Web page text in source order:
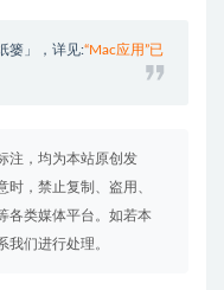
篓」，详见:“Mac应用”已
注，均为本站原创发
，禁止复制、盗用、
各类媒体平台。如若本
我们进行处理。